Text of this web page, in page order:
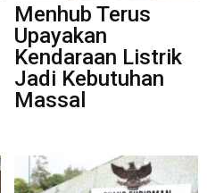
Menhub Terus
Upayakan
Kendaraan Listrik
Jadi Kebutuhan
Massal